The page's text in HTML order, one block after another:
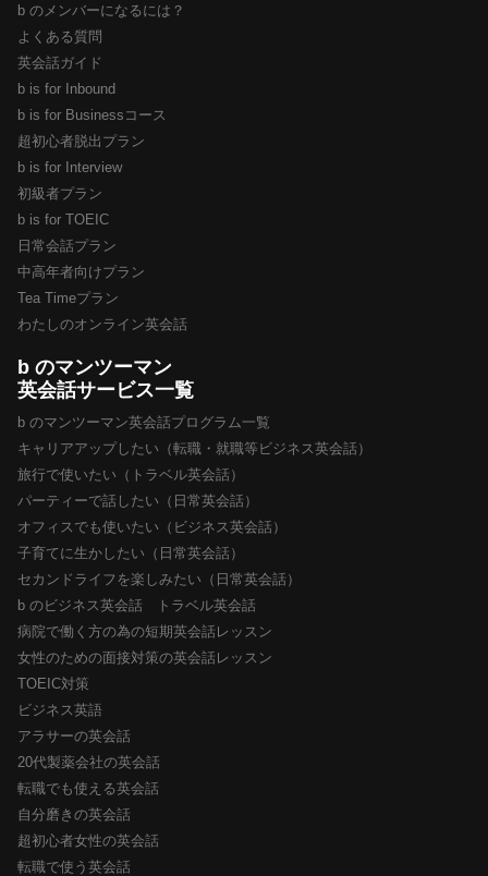
b のメンバーになるには？
よくある質問
英会話ガイド
b is for Inbound
b is for Businessコース
超初心者脱出プラン
b is for Interview
初級者プラン
b is for TOEIC
日常会話プラン
中高年者向けプラン
Tea Timeプラン
わたしのオンライン英会話
b のマンツーマン
英会話サービス一覧
b のマンツーマン英会話プログラム一覧
キャリアアップしたい（転職・就職等ビジネス英会話）
旅行で使いたい（トラベル英会話）
パーティーで話したい（日常英会話）
オフィスでも使いたい（ビジネス英会話）
子育てに生かしたい（日常英会話）
セカンドライフを楽しみたい（日常英会話）
b のビジネス英会話 トラベル英会話
病院で働く方の為の短期英会話レッスン
女性のための面接対策の英会話レッスン
TOEIC対策
ビジネス英語
アラサーの英会話
20代製薬会社の英会話
転職でも使える英会話
自分磨きの英会話
超初心者女性の英会話
転職で使う英会話